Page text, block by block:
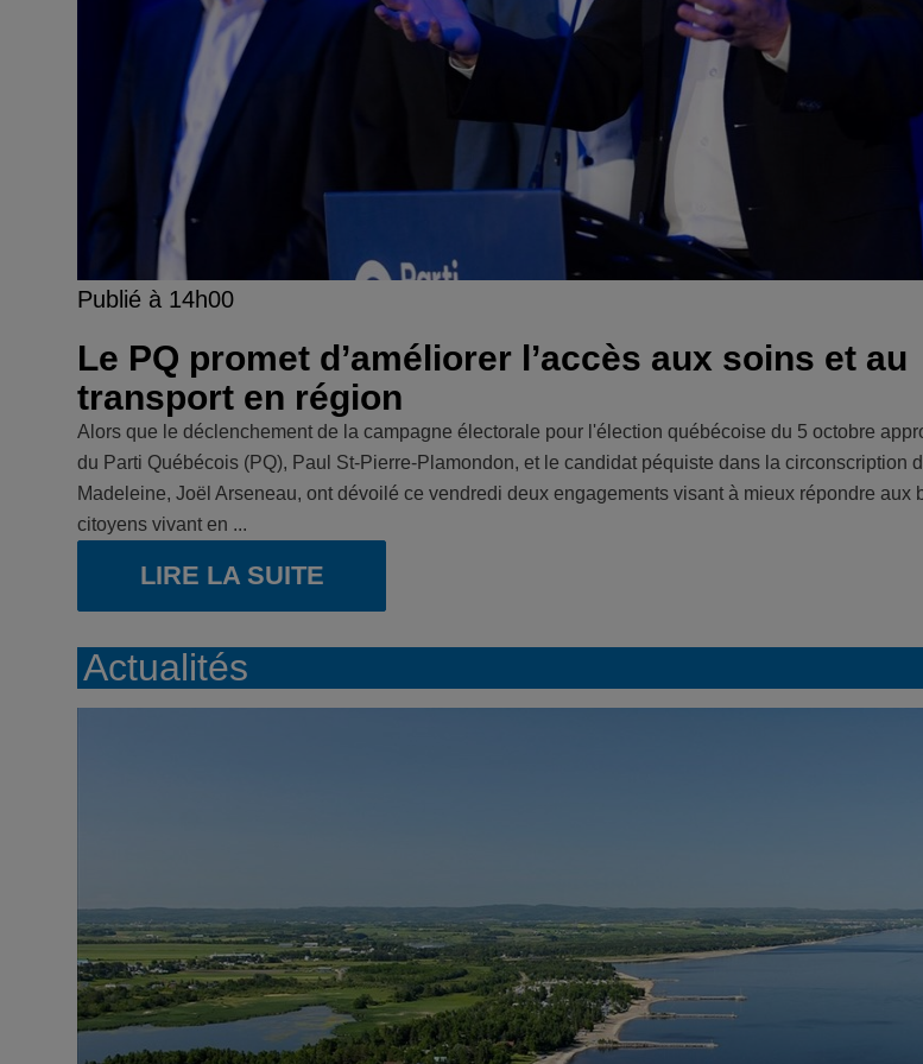
Publié à 14h00
Le PQ promet d’améliorer l’accès aux soins et au
transport en région
Alors que le déclenchement de la campagne électorale pour l'élection québécoise du 5 octobre
du Parti Québécois (PQ), Paul St-Pierre-Plamondon, et le candidat péquiste dans la circonscription
Madeleine, Joël Arseneau, ont dévoilé ce vendredi deux engagements visant à mieux répondre aux
citoyens vivant en ...
LIRE LA SUITE
Actualités